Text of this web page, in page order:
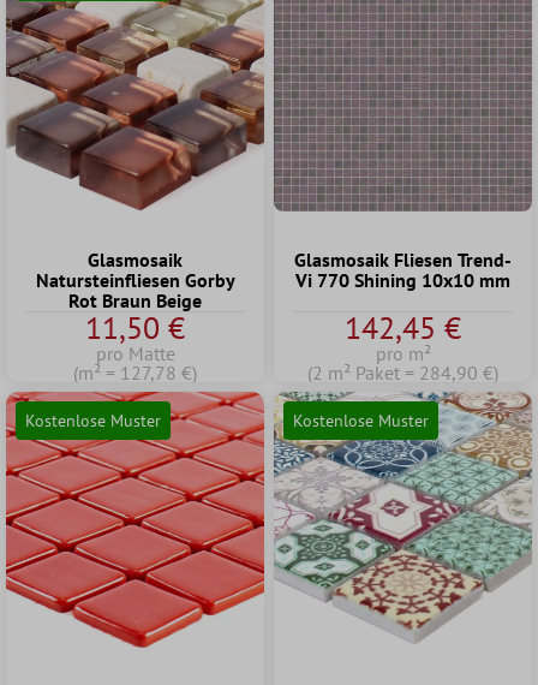
Glasmosaik
Natursteinfliesen Gorby
Rot Braun Beige
11,50 €
pro Matte
(m² = 127,78 €)
Glasmosaik Fliesen Trend-
Vi 770 Shining 10x10 mm
142,45 €
pro m²
(2 m² Paket = 284,90 €)
Kostenlose Muster Kostenlose Muster